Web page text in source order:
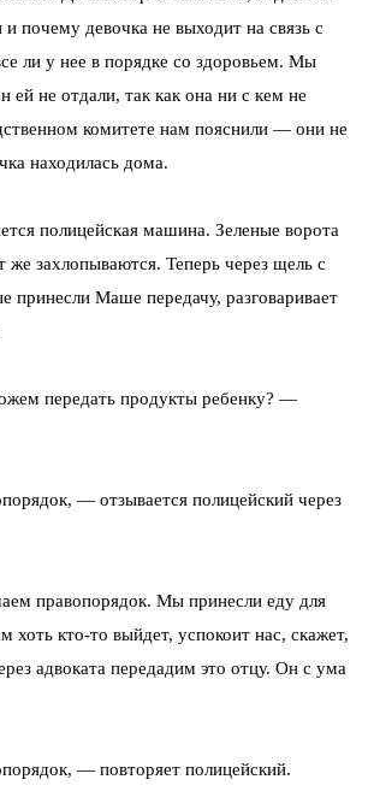
почему девочка не выходит на связь с
ли у нее в порядке со здоровьем. Мы
ей не отдали, так как она ни с кем не
комитете нам пояснили — они не
находилась дома.
полицейская машина. Зеленые ворота
же захлопываются. Теперь через щель с
принесли Маше передачу, разговаривает
передать продукты ребенку? —
— отзывается полицейский через
правопорядок. Мы принесли еду для
хоть кто-то выйдет, успокоит нас, скажет,
адвоката передадим это отцу. Он с ума
— повторяет полицейский.